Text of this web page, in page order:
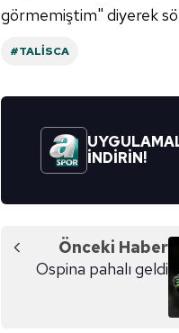
görmemiştim" diyerek
#TALISCA
İNDİRİN!
Önceki Haber
Ospina pahalı geldi